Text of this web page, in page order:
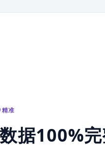
准
据100%